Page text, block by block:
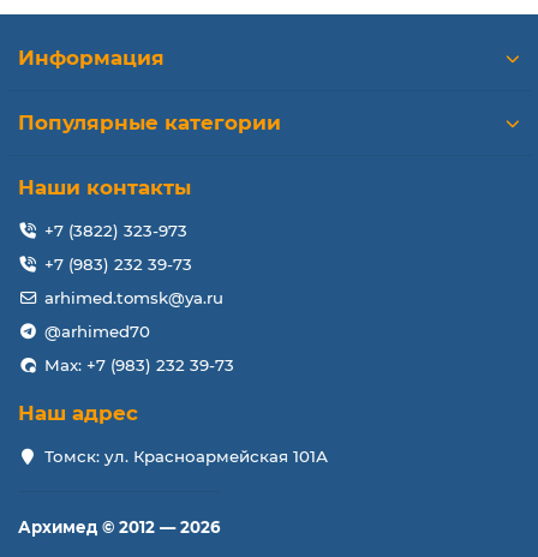
Информация
Популярные категории
Наши контакты
+7 (3822) 323-973
+7 (983) 232 39-73
arhimed.tomsk@ya.ru
@arhimed70
Max: +7 (983) 232 39-73
Наш адрес
Томск: ул. Красноармейская 101А
Архимед © 2012 — 2026